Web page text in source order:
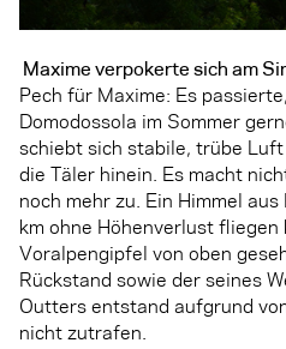
Maxime verpokerte sich am
Pech für Maxime: Es
Domodossola im Sommer
schiebt sich stabile, trübe
die Täler hinein. Es macht
noch mehr zu. Ein Himmel
km ohne Höhenverlust fliegen
Voralpengipfel von oben
Rückstand sowie der seines
Outters entstand aufgrund
nicht zutrafen.